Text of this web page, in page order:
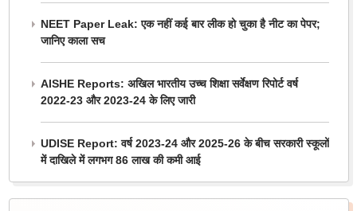
NEET Paper Leak: एक नहीं कई बार लीक हो चुका है नीट का पेपर;
जानिए काला सच
AISHE Reports: अखिल भारतीय उच्च शिक्षा सर्वेक्षण रिपोर्ट वर्ष
2022-23 और 2023-24 के लिए जारी
UDISE Report: वर्ष 2023-24 और 2025-26 के बीच सरकारी स्कूलों
में दाखिले में लगभग 86 लाख की कमी आई